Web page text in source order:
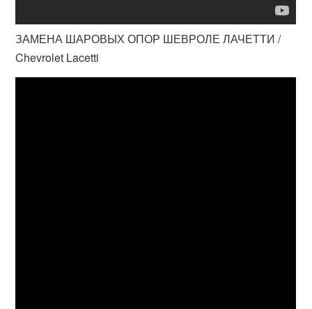
ЗАМЕНА ШАРОВЫХ ОПОР ШЕВРОЛЕ ЛАЧЕТТИ /
Chevrolet Lacetti